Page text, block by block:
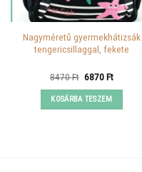
Nagyméretű gyermekhátizsák
tengericsillaggal, fekete
8470Ft Original
was:
8470 Ft.
6870FtCurrent
KOSÁRBA TESZEM